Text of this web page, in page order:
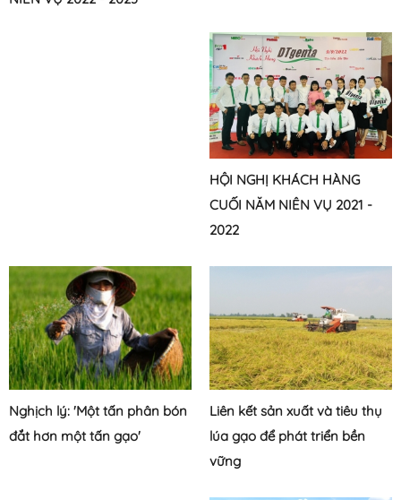
HỘI NGHỊ KHÁCH HÀNG
CUỐI NĂM NIÊN VỤ 2021 -
2022
Nghịch lý: 'Một tấn phân bón
đắt hơn một tấn gạo'
Liên kết sản xuất và tiêu thụ
lúa gạo để phát triển bền
vững